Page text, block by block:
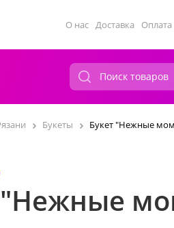
О нас Доставка Оплата
Букеты Букет "Нежные
"Нежные